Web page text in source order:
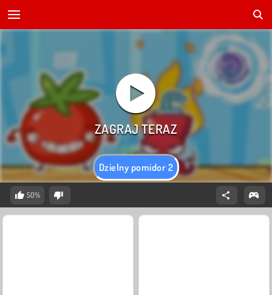
Dzielny pomidor 2
50%